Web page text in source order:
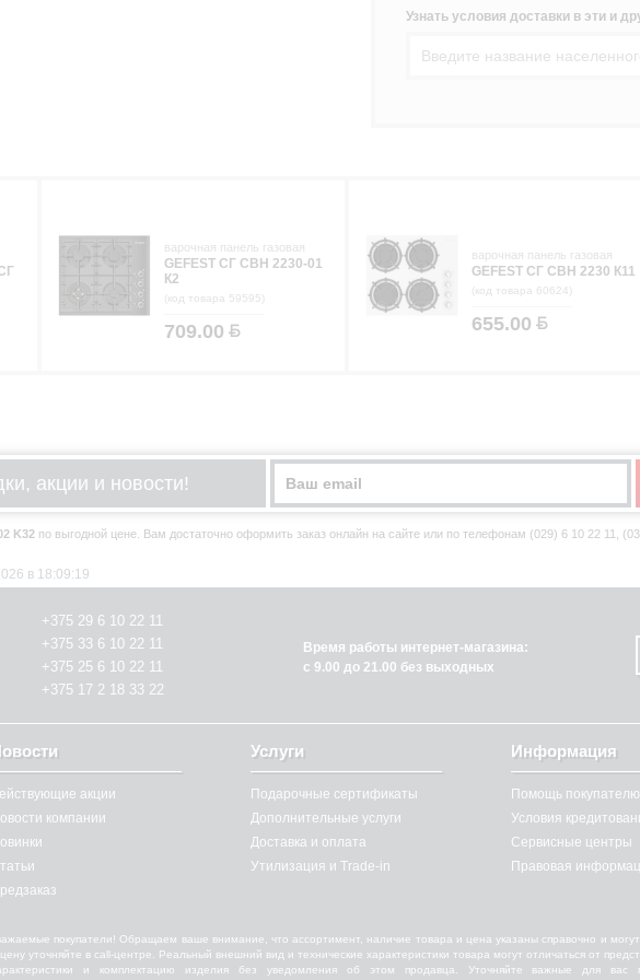
Узнать условия доставки в эти и
варочная панель газовая
GEFEST СГ СВН 2230-01
К2
(код товара 59595)
709.00
варочная панель газовая
GEFEST СГ СВН 2230 К11
(код товара 60624)
655.00
акции и новости!
K32 по выгодной цене. Вам достаточно оформить заказ онлайн на сайте или по телефонам (029) 6 10 22 11,
в 18:09:19
+375 29 6 10 22 11
+375 33 6 10 22 11
+375 25 6 10 22 11
+375 17 2 18 33 22
Время работы интернет-магазина:
с 9.00 до 21.00 без выходных
акции
компании
Услуги
Подарочные сертификаты
Дополнительные услуги
Доставка и оплата
Утилизация и Trade-in
Информация
Помощь покупателю
Условия
Сервисные центры
Правовая
покупатели! Обращаем ваше внимание, что ассортимент, наличие товара и цена указаны справочно и
уточняйте в call-центре. Реальный внешний вид и технические характеристики товара могут отличаться от
и комплектацию изделия без уведомления об этом продавца. Уточняйте важные для вас